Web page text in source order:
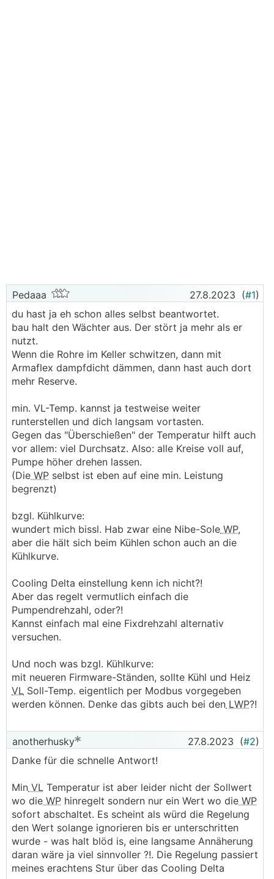
Pedaaa 27.8.2023 (#1)
du hast ja eh schon alles selbst beantwortet.
bau halt den Wächter aus. Der stört ja mehr als er
nutzt.
Wenn die Rohre im Keller schwitzen, dann mit
Armaflex dampfdicht dämmen, dann hast auch dort
mehr Reserve.
min. VL-Temp. kannst ja testweise weiter
runterstellen und dich langsam vortasten.
Gegen das "Überschießen" der Temperatur hilft auch
vor allem: viel Durchsatz. Also: alle Kreise voll auf,
Pumpe höher drehen lassen.
(Die WP selbst ist eben auf eine min. Leistung
begrenzt)
bzgl. Kühlkurve:
wundert mich bissl. Hab zwar eine Nibe-Sole WP,
aber die hält sich beim Kühlen schon auch an die
Kühlkurve.
Cooling Delta einstellung kenn ich nicht?!
Aber das regelt vermutlich einfach die
Pumpendrehzahl, oder?!
Kannst einfach mal eine Fixdrehzahl alternativ
versuchen.
Und noch was bzgl. Kühlkurve:
mit neueren Firmware-Ständen, sollte Kühl und Heiz
VL Soll-Temp. eigentlich per Modbus vorgegeben
werden können. Denke das gibts auch bei den LWP?!
anotherhusky 27.8.2023 (#2)
Danke für die schnelle Antwort!
Min VL Temperatur ist aber leider nicht der Sollwert
wo die WP hinregelt sondern nur ein Wert wo die WP
sofort abschaltet. Es scheint als würd die Regelung
den Wert solange ignorieren bis er unterschritten
wurde - was halt blöd is, eine langsame Annäherung
daran wäre ja viel sinnvoller ?!. Die Regelung passiert
meines erachtens Stur über das Cooling Delta